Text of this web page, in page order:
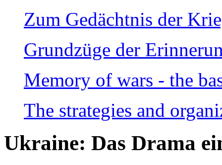
Zum Gedächtnis der
Grundzüge der
Memory of wars - the
The strategies and
Ukraine: Das Drama